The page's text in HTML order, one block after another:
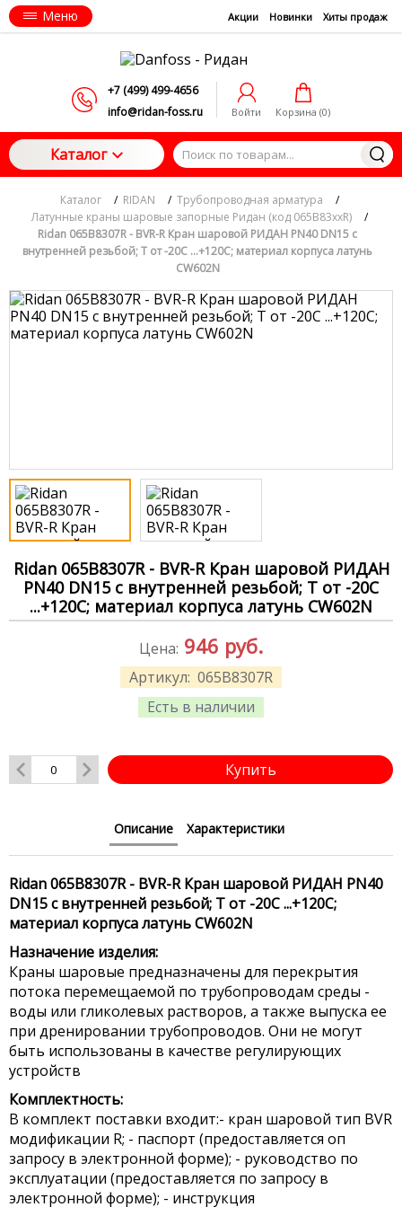
Меню Акции Новинки Хиты продаж
+7 (499) 499-4656
info@ridan-foss.ru
Войти Корзина (0)
Каталог
Каталог / RIDAN / Трубопроводная арматура
/
Латунные краны шаровые запорные Ридан (код 065B83xxR)
/
Ridan 065B8307R - BVR-R Кран шаровой РИДАН PN40 DN15 с
внутренней резьбой; Т от -20С ...+120С; материал корпуса латунь
CW602N
Ridan 065B8307R - BVR-R Кран шаровой РИДАН
PN40 DN15 с внутренней резьбой; Т от -20С
...+120С; материал корпуса латунь CW602N
Артикул: 065B8307R
Есть в наличии
Цена: 946 руб.
Купить
Описание Характеристики
Ridan 065B8307R - BVR-R Кран шаровой РИДАН PN40
DN15 с внутренней резьбой; Т от -20С ...+120С;
материал корпуса латунь CW602N
Назначение изделия:
Краны шаровые предназначены для перекрытия
потока перемещаемой по трубопроводам среды -
воды или гликолевых растворов, а также выпуска ее
при дренировании трубопроводов. Они не могут
быть использованы в качестве регулирующих
устройств
Комплектность:
В комплект поставки входит:- кран шаровой тип BVR
модификации R; - паспорт (предоставляется оп
запросу в электронной форме); - руководство по
эксплуатации (предоставляется по запросу в
электронной форме); - инструкция